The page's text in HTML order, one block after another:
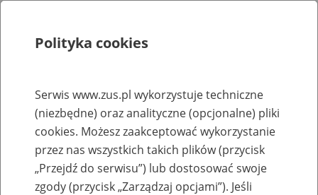
Rejestry, ewidencje i archiwa
Baza zlikwidowanych lub
przekształconych zakładów pracy
Polityka cookies
Serwis www.zus.pl wykorzystuje techniczne
(niezbędne) oraz analityczne (opcjonalne) pliki
cookies. Możesz zaakceptować wykorzystanie
przez nas wszystkich takich plików (przycisk
„Przejdź do serwisu”) lub dostosować swoje
zgody (przycisk „Zarządzaj opcjami”). Jeśli